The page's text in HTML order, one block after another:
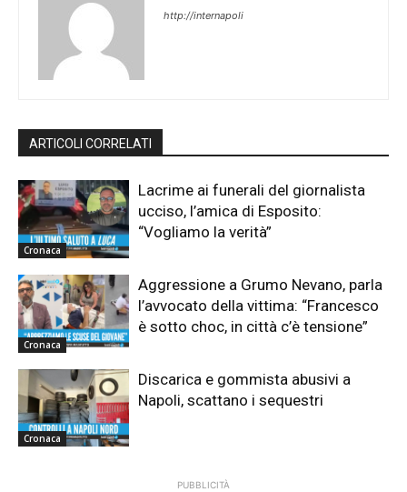
http://internapoli
ARTICOLI CORRELATI
Cronaca
Lacrime ai funerali del giornalista
ucciso, l’amica di Esposito:
“Vogliamo la verità”
Cronaca
Aggressione a Grumo Nevano, parla
l’avvocato della vittima: “Francesco
è sotto choc, in città c’è tensione”
Cronaca
Discarica e gommista abusivi a
Napoli, scattano i sequestri
PUBBLICITÀ